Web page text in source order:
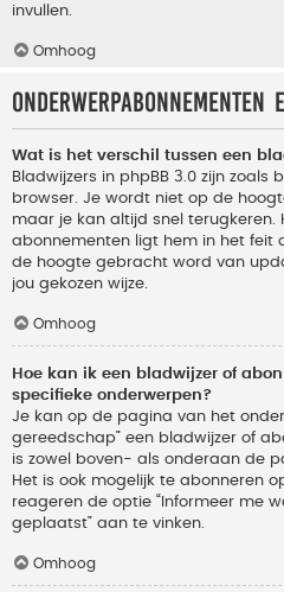
invullen.
Omhoog
Onderwerpabonnementen
Wat is het verschil tussen een
Bladwijzers in phpBB 3.0 zijn
browser. Je wordt niet op de
maar je kan altijd snel terugkeren.
abonnementen ligt hem in het feit
de hoogte gebracht word van
jou gekozen wijze.
Omhoog
Hoe kan ik een bladwijzer of
specifieke onderwerpen?
Je kan op de pagina van het
gereedschap” een bladwijzer of
is zowel boven- als onderaan de
Het is ook mogelijk te abonneren
reageren de optie “Informeer me
geplaatst” aan te vinken.
Omhoog